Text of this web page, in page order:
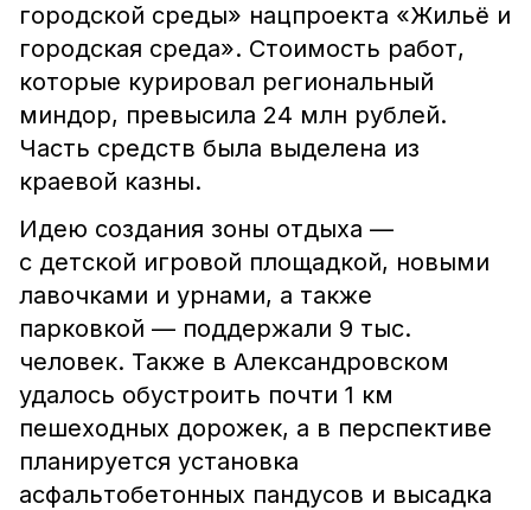
городской среды» нацпроекта «Жильё и
городская среда». Стоимость работ,
которые курировал региональный
миндор, превысила 24 млн рублей.
Часть средств была выделена из
краевой казны.
Идею создания зоны отдыха —
с детской игровой площадкой, новыми
лавочками и урнами, а также
парковкой — поддержали 9 тыс.
человек. Также в Александровском
удалось обустроить почти 1 км
пешеходных дорожек, а в перспективе
планируется установка
асфальтобетонных пандусов и высадка